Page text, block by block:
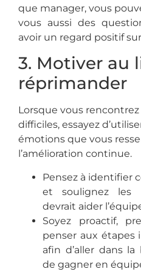
que manager, vous
vous aussi des
avoir un regard positif
3. Motiver au
réprimander
Lorsque vous
difficiles, essayez
émotions que vous
l’amélioration continue.
Pensez à identifier
et soulignez les
devrait aider
Soyez proactif,
penser aux étapes
afin d’aller dans
de gagner en